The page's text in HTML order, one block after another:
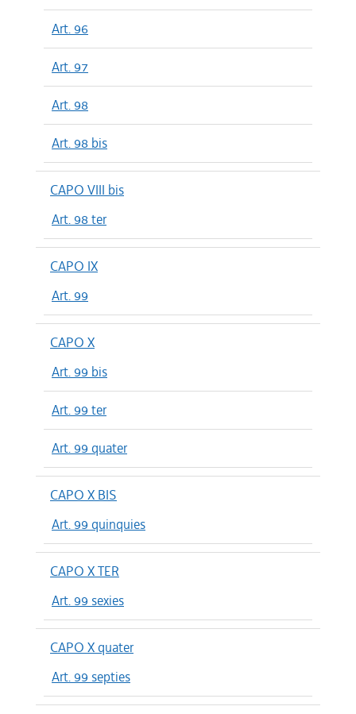
Art. 96
Art. 97
Art. 98
Art. 98 bis
CAPO VIII bis
Art. 98 ter
CAPO IX
Art. 99
CAPO X
Art. 99 bis
Art. 99 ter
Art. 99 quater
CAPO X BIS
Art. 99 quinquies
CAPO X TER
Art. 99 sexies
CAPO X quater
Art. 99 septies